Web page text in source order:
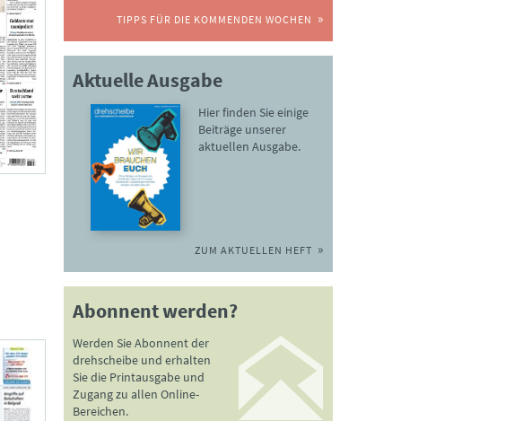
TIPPS FÜR DIE KOMMENDEN WOCHEN
Aktuelle Ausgabe
Hier finden Sie einige
Beiträge unserer
aktuellen Ausgabe.
ZUM AKTUELLEN HEFT
Abonnent werden?
Werden Sie Abonnent der
drehscheibe und erhalten
Sie die Printausgabe und
Zugang zu allen Online-
Bereichen.